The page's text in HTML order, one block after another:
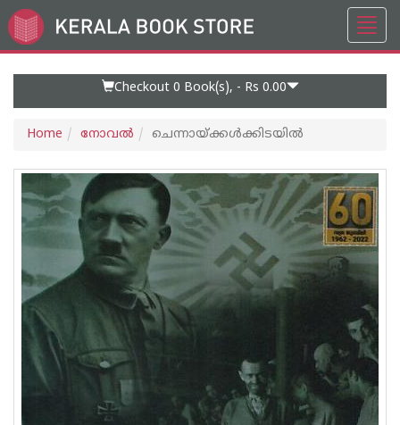
Go
to
Checkout 0 Book(s), - Rs 0.00
Home നോവല്‍ ചെന്നായ്ക്കള്‍ക്കിടയില്‍